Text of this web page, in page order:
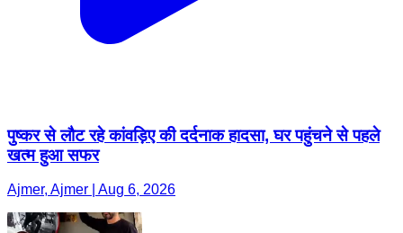
पुष्कर से लौट रहे कांवड़िए की दर्दनाक हादसा, घर पहुंचने से पहले
खत्म हुआ सफर
Ajmer, Ajmer | Aug 6, 2026